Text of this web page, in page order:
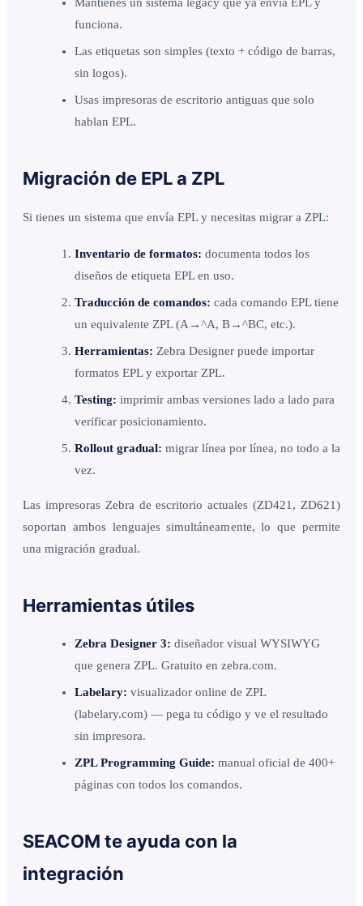
funciona.
Las etiquetas son simples (texto + código de barras,
sin logos).
Usas impresoras de escritorio antiguas que solo
hablan EPL.
Migración de EPL a ZPL
Si tienes un sistema que envía EPL y necesitas migrar a ZPL:
Inventario de formatos: documenta todos los
diseños de etiqueta EPL en uso.
Traducción de comandos: cada comando EPL tiene
un equivalente ZPL (A→^A, B→^BC, etc.).
Herramientas: Zebra Designer puede importar
formatos EPL y exportar ZPL.
Testing: imprimir ambas versiones lado a lado para
verificar posicionamiento.
Rollout gradual: migrar línea por línea, no todo a la
vez.
Las impresoras Zebra de escritorio actuales (ZD421, ZD621)
soportan ambos lenguajes simultáneamente, lo que permite
una migración gradual.
Herramientas útiles
Zebra Designer 3: diseñador visual WYSIWYG
que genera ZPL. Gratuito en zebra.com.
Labelary: visualizador online de ZPL
(labelary.com) — pega tu código y ve el resultado
sin impresora.
ZPL Programming Guide: manual oficial de 400+
páginas con todos los comandos.
SEACOM te ayuda con la
integración